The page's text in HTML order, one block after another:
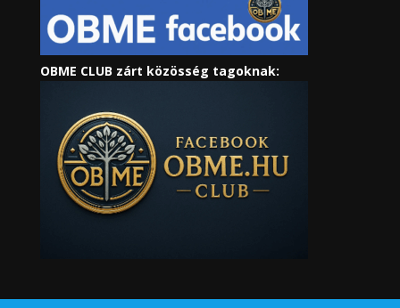
OBME CLUB zárt közösség tagoknak: